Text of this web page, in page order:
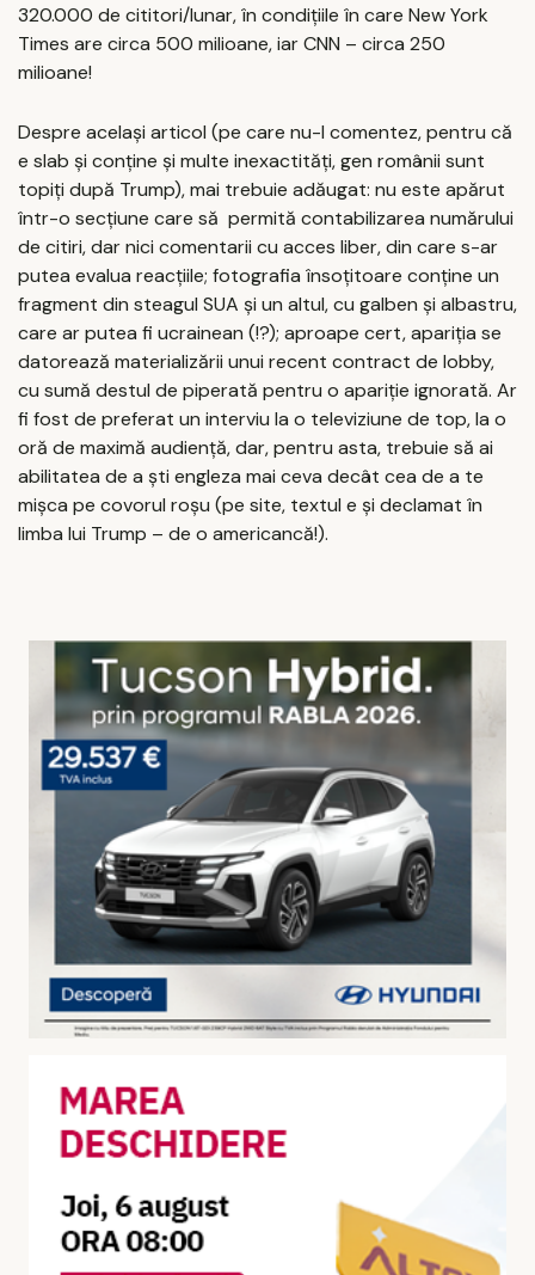
320.000 de cititori/lunar, în condițiile în care New York
Times are circa 500 milioane, iar CNN – circa 250
milioane!
Despre același articol (pe care nu-l comentez, pentru că
e slab și conține și multe inexactități, gen românii sunt
topiți după Trump), mai trebuie adăugat: nu este apărut
într-o secțiune care să permită contabilizarea numărului
de citiri, dar nici comentarii cu acces liber, din care s-ar
putea evalua reacțiile; fotografia însoțitoare conține un
fragment din steagul SUA și un altul, cu galben și albastru,
care ar putea fi ucrainean (!?); aproape cert, apariția se
datorează materializării unui recent contract de lobby,
cu sumă destul de piperată pentru o apariție ignorată. Ar
fi fost de preferat un interviu la o televiziune de top, la o
oră de maximă audiență, dar, pentru asta, trebuie să ai
abilitatea de a ști engleza mai ceva decât cea de a te
mișca pe covorul roșu (pe site, textul e și declamat în
limba lui Trump – de o americancă!).